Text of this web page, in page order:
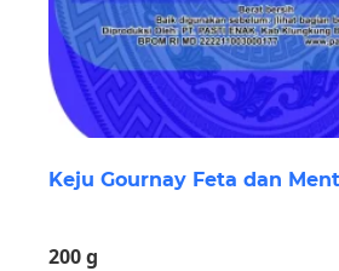
Keju Gournay Feta dan
200 g